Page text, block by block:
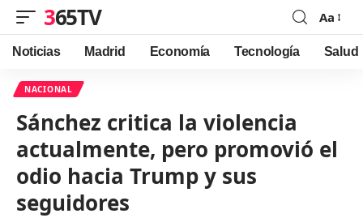
365TV
Font
Resizer
Aa
Noticias Madrid Economía Tecnología Salud
NACIONAL
Sánchez critica la violencia
actualmente, pero promovió el
odio hacia Trump y sus
seguidores